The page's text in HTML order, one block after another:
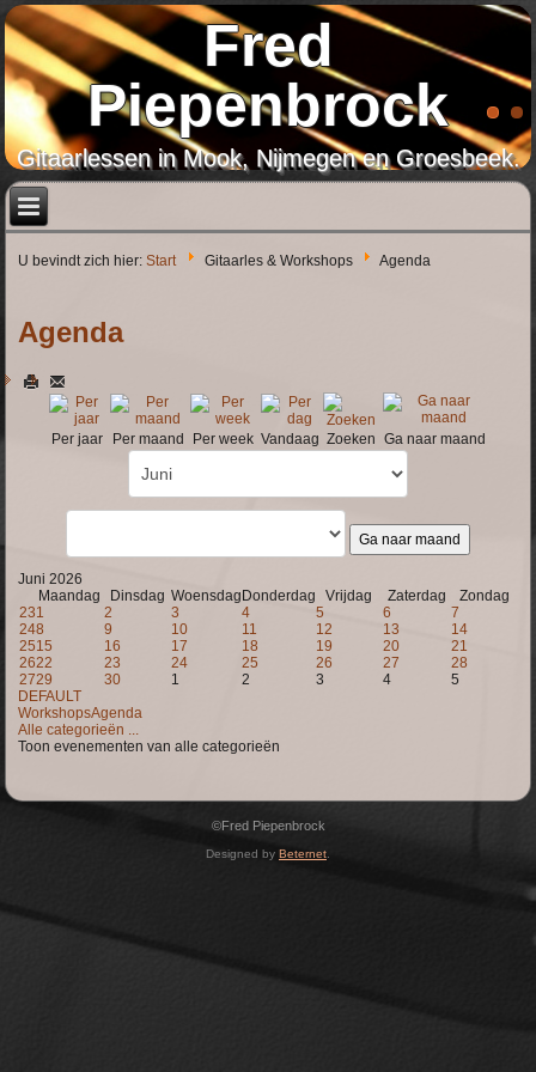
Fred
Piepenbrock
Gitaarlessen in Mook, Nijmegen en Groesbeek.
U bevindt zich hier:Start Gitaarles & Workshops Agenda
Agenda
Per jaar Per maand Per week Vandaag Zoeken Ga naar maand
Ga naar maand
Juni 2026
Maandag
Dinsdag Woensdag Donderdag Vrijdag Zaterdag
Zondag
231 2 3 4 5 6
7
248 9 10 11 12 13
14
2515 16 17 18 19 20
21
2622 23 24 25 26 27
28
2729 30 1 2 3 4
5
DEFAULT
WorkshopsAgenda
Alle categorieën ...
Toon evenementen van alle categorieën
©Fred Piepenbrock
Designed by Beternet